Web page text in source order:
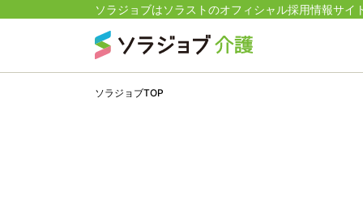
ソラジョブはソラストのオフィシャル採用情報サイ
ソラジョブTOP